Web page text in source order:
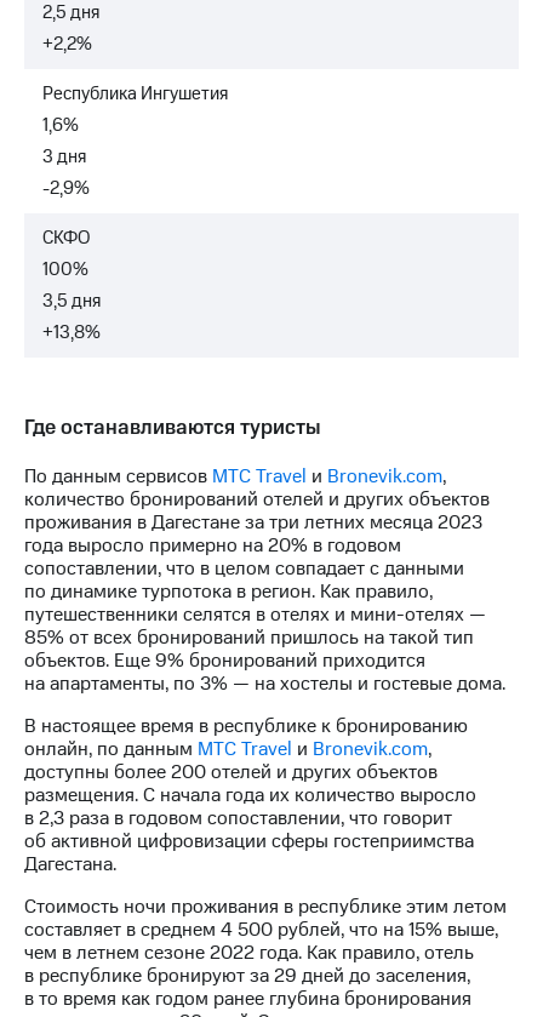
2,5 дня
+2,2%
Республика Ингушетия
1,6%
3 дня
-2,9%
СКФО
100%
3,5 дня
+13,8%
Где останавливаются туристы
По данным сервисов МТС Travel и Bronevik.com,
количество бронирований отелей и других объектов
проживания в Дагестане за три летних месяца 2023
года выросло примерно на 20% в годовом
сопоставлении, что в целом совпадает с данными
по динамике турпотока в регион. Как правило,
путешественники селятся в отелях и мини-отелях —
85% от всех бронирований пришлось на такой тип
объектов. Еще 9% бронирований приходится
на апартаменты, по 3% — на хостелы и гостевые дома.
В настоящее время в республике к бронированию
онлайн, по данным МТС Travel и Bronevik.com,
доступны более 200 отелей и других объектов
размещения. С начала года их количество выросло
в 2,3 раза в годовом сопоставлении, что говорит
об активной цифровизации сферы гостеприимства
Дагестана.
Стоимость ночи проживания в республике этим летом
составляет в среднем 4 500 рублей, что на 15% выше,
чем в летнем сезоне 2022 года. Как правило, отель
в республике бронируют за 29 дней до заселения,
в то время как годом ранее глубина бронирования